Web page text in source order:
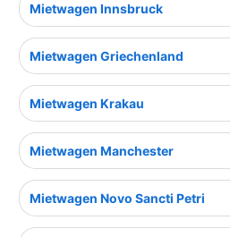
Mietwagen Innsbruck
Mietwagen Griechenland
Mietwagen Krakau
Mietwagen Manchester
Mietwagen Novo Sancti Petri